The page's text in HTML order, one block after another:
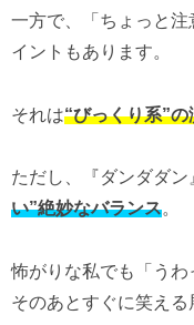
一方で、「ちょっと
イントもあります。
それは“びっくり系”
ただし、『ダンダダン
い”絶妙なバランス。
怖がりな私でも「うわ
そのあとすぐに笑え